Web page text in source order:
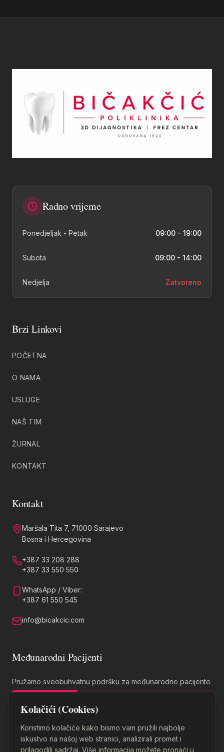
Radno vrijeme
Ponedjeljak - Petak 09:00 - 19:00
Subota 09:00 - 14:00
Nedjelja Zatvoreno
Brzi Linkovi
POČETNA
O NAMA
USLUGE
NAŠ TIM
ŽURNAL
KONTAKT
Kontakt
Maršala Tita 7, 71000 Sarajevo
Bosna i Hercegovina
+387 33 208 288
+387 33 550 550
WhatsApp / Viber:
+387 61 550 545
info@bicakcic.com
Međunarodni Pacijenti
Pružamo sveobuhvatnu podršku za međunarodne pacijente
na pet jezika.
Kolačići (Cookies)
Koristimo kolačiće kako bismo vam pružili najbolje
iskustvo na našoj web stranici, analizirali promet i
prilagodili sadržaj. Više informacija možete pronaći u